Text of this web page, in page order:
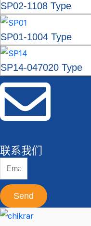
SP02-1108 Type
SP01-1004 Type
SP14-047020 Type
联系我们
Send